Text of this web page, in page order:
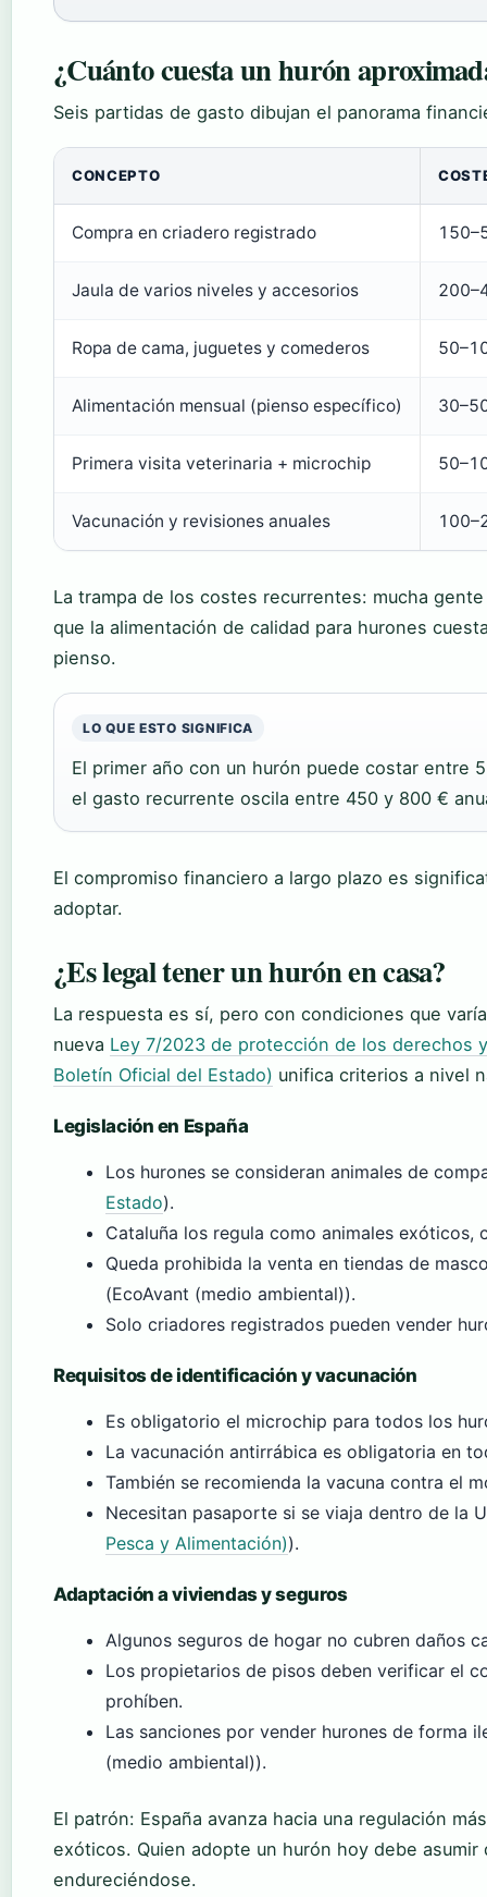
¿Cuánto cuesta un hurón
Seis partidas de gasto dibujan el panorama
CONCEPTO
Compra en criadero registrado
Jaula de varios niveles y accesorios
Ropa de cama, juguetes y comederos
Alimentación mensual (pienso específico)
Primera visita veterinaria + microchip
Vacunación y revisiones anuales
La trampa de los costes recurrentes: mucha
que la alimentación de calidad para hurones
pienso.
LO QUE ESTO SIGNIFICA
El primer año con un hurón puede costar entre
el gasto recurrente oscila entre 450 y 800 €
El compromiso financiero a largo plazo es
adoptar.
¿Es legal tener un hurón en casa?
La respuesta es sí, pero con condiciones que
nueva Ley 7/2023 de protección de los derechos
Boletín Oficial del Estado) unifica criterios a nivel
Legislación en España
Los hurones se consideran animales de
Estado).
Cataluña los regula como animales
Queda prohibida la venta en tiendas de
(EcoAvant (medio ambiental)).
Solo criadores registrados pueden vender
Requisitos de identificación y vacunación
Es obligatorio el microchip para todos los
La vacunación antirrábica es obligatoria en
También se recomienda la vacuna contra el
Necesitan pasaporte si se viaja dentro de la
Pesca y Alimentación)).
Adaptación a viviendas y seguros
Algunos seguros de hogar no cubren daños
Los propietarios de pisos deben verificar el
prohíben.
Las sanciones por vender hurones de forma
(medio ambiental)).
El patrón: España avanza hacia una regulación
exóticos. Quien adopte un hurón hoy debe asumir
endureciéndose.